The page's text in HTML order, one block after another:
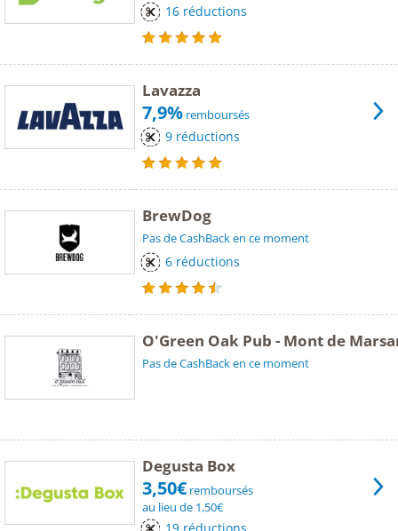
16 réductions
Lavazza
7,9% remboursés
9 réductions
BrewDog
Pas de CashBack en ce moment
6 réductions
O'Green Oak Pub - Mont de
Pas de CashBack en ce moment
Degusta Box
3,50€ remboursés
au lieu de 1,50€